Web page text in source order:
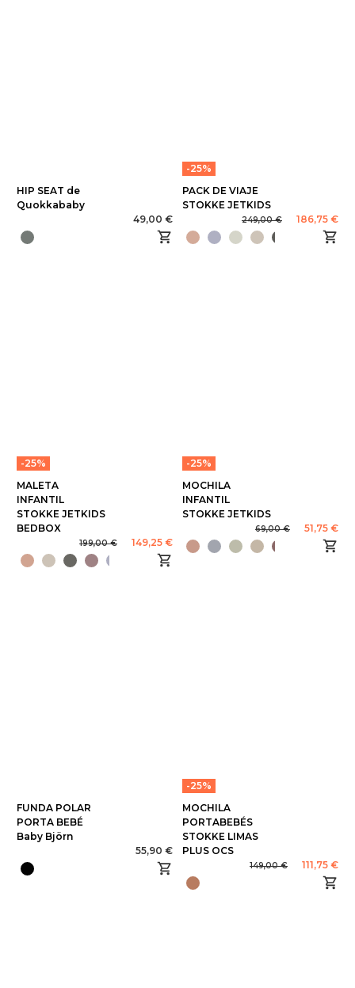
HIP SEAT de
Quokkababy
49,00 €
-25%
PACK DE VIAJE
STOKKE JETKIDS
249,00 € 186,75 €
-25%
MALETA
INFANTIL
STOKKE JETKIDS
BEDBOX
199,00 € 149,25 €
-25%
MOCHILA
INFANTIL
STOKKE JETKIDS
69,00 € 51,75 €
FUNDA POLAR
PORTA BEBÉ
Baby Björn
55,90 €
-25%
MOCHILA
PORTABEBÉS
STOKKE LIMAS
PLUS OCS
149,00 € 111,75 €